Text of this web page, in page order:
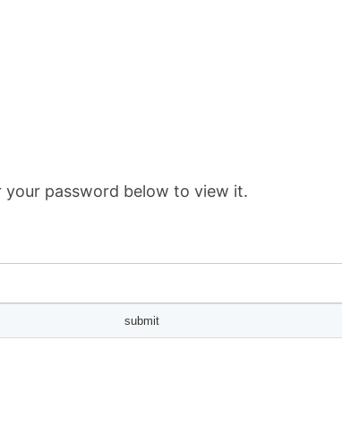
password below to view it.